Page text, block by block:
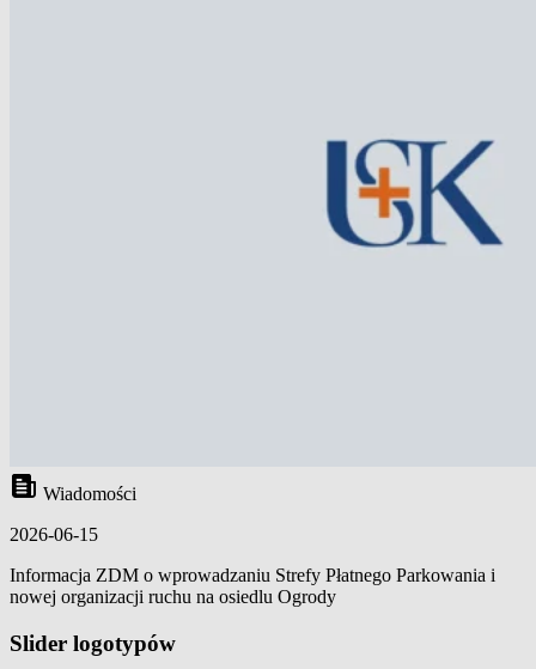
Wiadomości
2026-06-15
Informacja ZDM o wprowadzaniu Strefy Płatnego Parkowania i
nowej organizacji ruchu na osiedlu Ogrody
Slider logotypów